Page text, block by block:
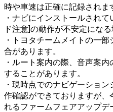
時や車速は正確に記録されま
・ナビにインストールされ
ド注意]の動作が不安定になる
・トヨタチームメイトの一
合があります。
・ルート案内の際、音声案
することがあります。
・現時点でのナビゲーショ
作確認ができておりますが、
れるファームフェアアップ